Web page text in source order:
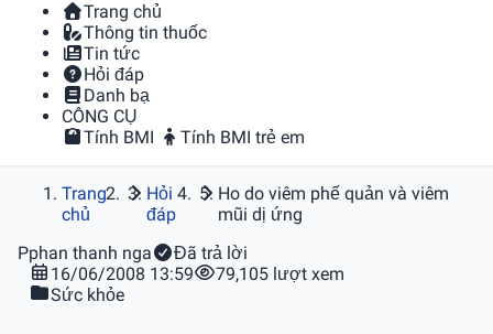
Trang chủ
Thông tin thuốc
Tin tức
Hỏi đáp
Danh bạ
CÔNG CỤ
Tính BMI
Tính BMI trẻ em
Trang
chủ
Hỏi
đáp
Ho do viêm phế quản và viêm
mũi dị ứng
Pphan thanh nga
Đã trả lời
16/06/2008 13:59
79,105 lượt xem
Sức khỏe